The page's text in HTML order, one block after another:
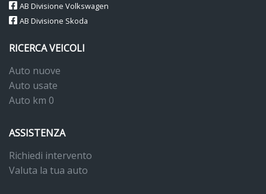
AB Divisione Volkswagen
AB Divisione Skoda
RICERCA VEICOLI
Auto nuove
Auto usate
Auto km 0
ASSISTENZA
Richiedi intervento
Valuta la tua auto